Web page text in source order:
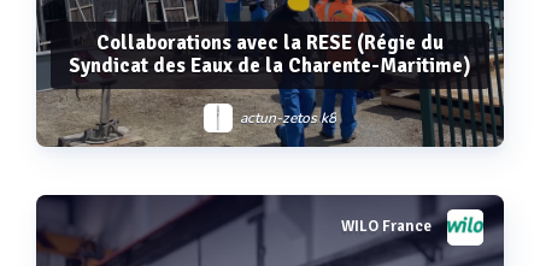
Collaborations avec la RESE (Régie du
Syndicat des Eaux de la Charente-Maritime)
actun-zetos k8
Voir plus WILO France